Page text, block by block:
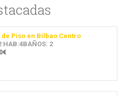
de Piso en Bilbao Centro
HAB:4BAÑOS: 2